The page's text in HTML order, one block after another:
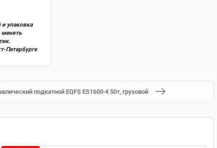
упаковка
менять
Петербурге
подкатной EQFS ES1600-4 50т, грузовой